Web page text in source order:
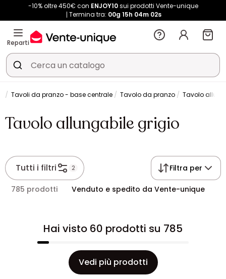
-10% oltre 450€ con ENJOY10sui prodotti Vente-unique
Termina tra: 00g 15h 04m 02s
Reparti
Tavoli da pranzo - base centrale Tavolo da pranzo Tavolo
Tavolo allungabile grigio
Tutti i filtri 2 Filtra per
785 prodotti Venduto e spedito da Vente-unique
Hai visto 60 prodotti su 785
Vedi più prodotti